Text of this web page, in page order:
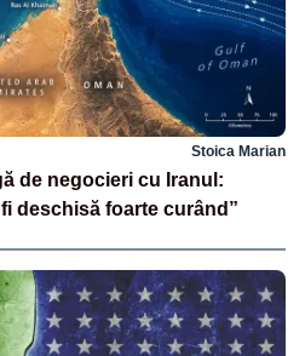
Stoica Marian
de negocieri cu Iranul:
deschisă foarte curând”